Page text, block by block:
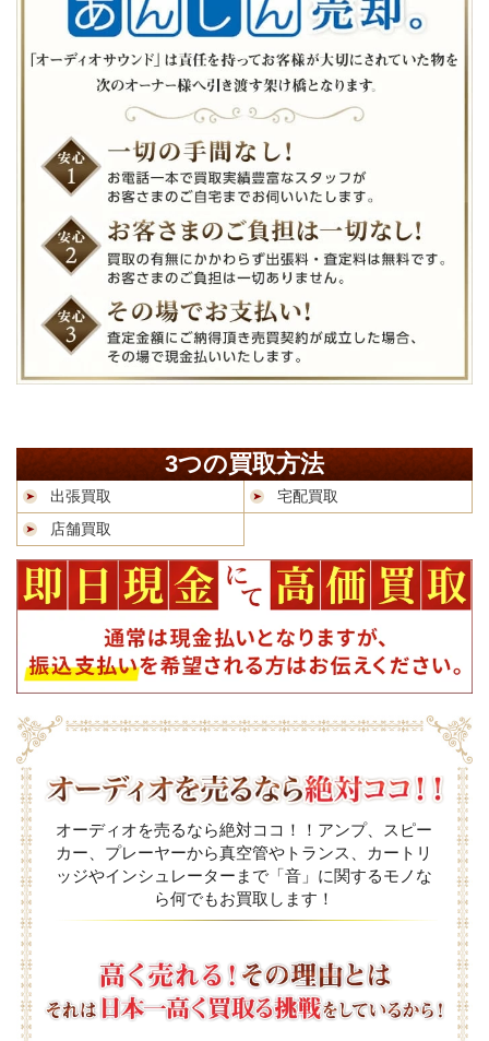
3つの買取方法
出張買取
宅配買取
店舗買取
オーディオを売るなら絶対ココ！！アンプ、スピー
カー、プレーヤーから真空管やトランス、カートリ
ッジやインシュレーターまで「音」に関するモノな
ら何でもお買取します！